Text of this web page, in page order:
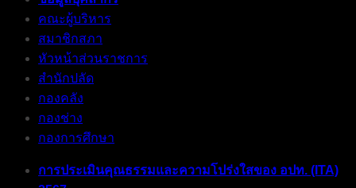
คณะผู้บริหาร
สมาชิกสภา
หัวหน้าส่วนราชการ
สำนักปลัด
กองคลัง
กองช่าง
กองการศึกษา
การประเมินคุณธรรมและความโปร่งใสของ อปท. (ITA)